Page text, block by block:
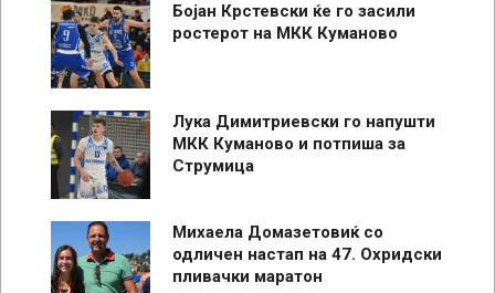
Бојан Крстевски ќе го засили
ростерот на МКК Куманово
Лука Димитриевски го напушти
МКК Куманово и потпиша за
Струмица
Михаела Домазетовиќ со
одличен настап на 47. Охридски
пливачки маратон